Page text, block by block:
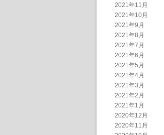
2021年11月
2021年10月
2021年9月
2021年8月
2021年7月
2021年6月
2021年5月
2021年4月
2021年3月
2021年2月
2021年1月
2020年12月
2020年11月